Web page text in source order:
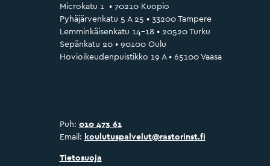
Microkatu 1 • 70210 Kuopio
Pyhäjärvenkatu 5 A 25 • 33200 Tampere
Lemminkäisenkatu 14–18 • 20520 Turku
Sepänkatu 20 • 90100 Oulu
Hovioikeudenpuistikko 19 A • 65100 Vaasa
Puh: 010 473 61
Email: koulutuspalvelut@rastorinst.fi
Tietosuoja